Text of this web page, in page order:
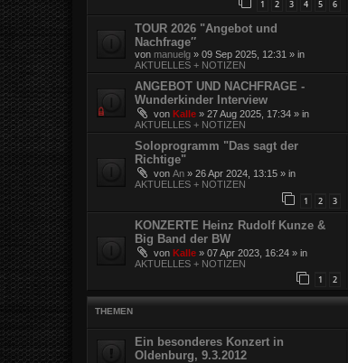
1 2 3 4 5 6
TOUR 2026 "Angebot und
Nachfrage″
von manuelg » 09 Sep 2025, 12:31 » in
AKTUELLES + NOTIZEN
ANGEBOT UND NACHFRAGE -
Wunderkinder Interview
von Kalle » 27 Aug 2025, 17:34 » in
AKTUELLES + NOTIZEN
Soloprogramm "Das sagt der
Richtige"
von An » 26 Apr 2024, 13:15 » in
AKTUELLES + NOTIZEN
1 2 3
KONZERTE Heinz Rudolf Kunze &
Big Band der BW
von Kalle » 07 Apr 2023, 16:24 » in
AKTUELLES + NOTIZEN
1 2
THEMEN
Ein besonderes Konzert in
Oldenburg, 9.3.2012